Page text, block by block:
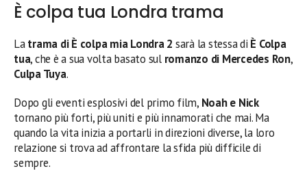
È colpa tua Londra trama
Latrama di È colpa mia Londra 2 sarà la stessa di È Colpa
tua, che è a sua volta basato sul romanzo di Mercedes Ron,
Culpa Tuya.
Dopo gli eventi esplosivi del primo film, Noah e Nick
tornano più forti, più uniti e più innamorati che mai. Ma
quando la vita inizia a portarli in direzioni diverse, la loro
relazione si trova ad affrontare la sfida più difficile di
sempre.